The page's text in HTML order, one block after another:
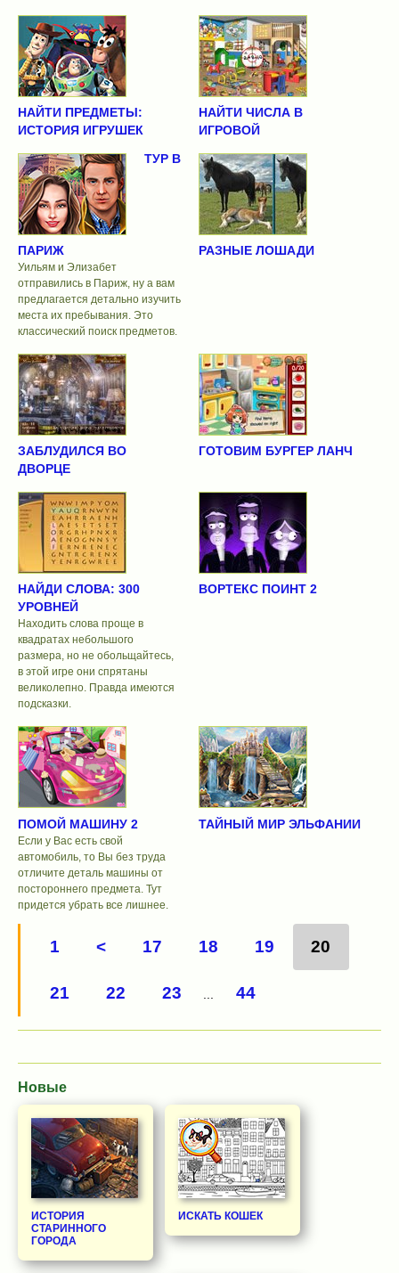
НАЙТИ ПРЕДМЕТЫ:
ИСТОРИЯ ИГРУШЕК
НАЙТИ ЧИСЛА В
ИГРОВОЙ
ТУР В
ПАРИЖ
Уильям и Элизабет
отправились в Париж, ну а вам
предлагается детально изучить
места их пребывания. Это
классический поиск предметов.
РАЗНЫЕ ЛОШАДИ
ЗАБЛУДИЛСЯ ВО
ДВОРЦЕ
ГОТОВИМ БУРГЕР ЛАНЧ
НАЙДИ СЛОВА: 300
УРОВНЕЙ
Находить слова проще в
квадратах небольшого
размера, но не обольщайтесь,
в этой игре они спрятаны
великолепно. Правда имеются
подсказки.
ВОРТЕКС ПОИНТ 2
ПОМОЙ МАШИНУ 2
Если у Вас есть свой
автомобиль, то Вы без труда
отличите деталь машины от
постороннего предмета. Тут
придется убрать все лишнее.
ТАЙНЫЙ МИР ЭЛЬФАНИИ
1 < 17 18 19 20
21 22 23 44
Новые
ИСТОРИЯ
СТАРИННОГО
ГОРОДА
ИСКАТЬ КОШЕК